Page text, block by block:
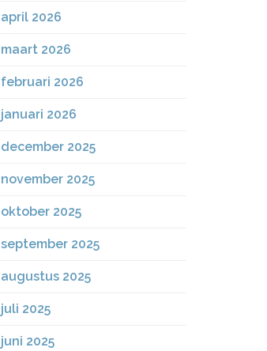
april 2026
maart 2026
februari 2026
januari 2026
december 2025
november 2025
oktober 2025
september 2025
augustus 2025
juli 2025
juni 2025